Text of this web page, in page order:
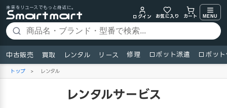
未来をリユースでもっと身近に。
ログイン
お気に入り カート MENU
中古販売 買取 レンタル リース 修理 ロボット派遣 ロボッ
トップ > レンタル
レンタルサービス